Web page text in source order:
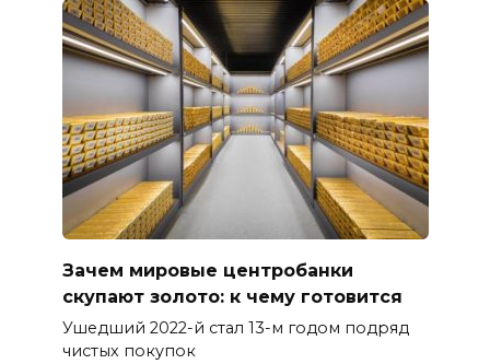
Зачем мировые центробанки
скупают золото: к чему готовится
Ушедший 2022-й стал 13-м годом подряд
чистых покупок